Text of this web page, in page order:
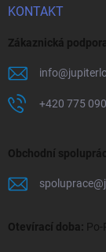
KONTAKT
Zákaznická
info@
+420 775
Obchodní
spoluprace@
Otevírací doba: